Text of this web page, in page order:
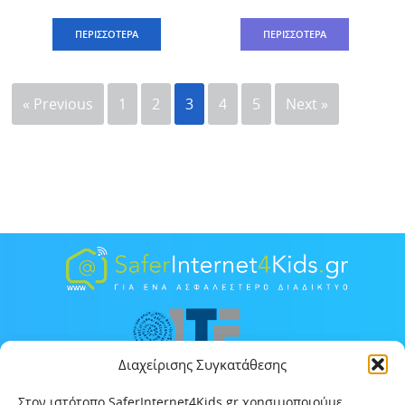
Διαχείρισης Συγκατάθεσης
ΠΕΡΙΣΣΟΤΕΡΑ ΠΕΡΙΣΣΟΤΕΡΑ
« Previous 1 2 3 4 5 Next »